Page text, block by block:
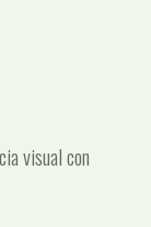
visual con